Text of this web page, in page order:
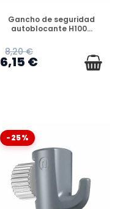
DISPONIBLE
Gancho de seguridad
autoblocante H100...
8,20 €
6,15 €
-25%